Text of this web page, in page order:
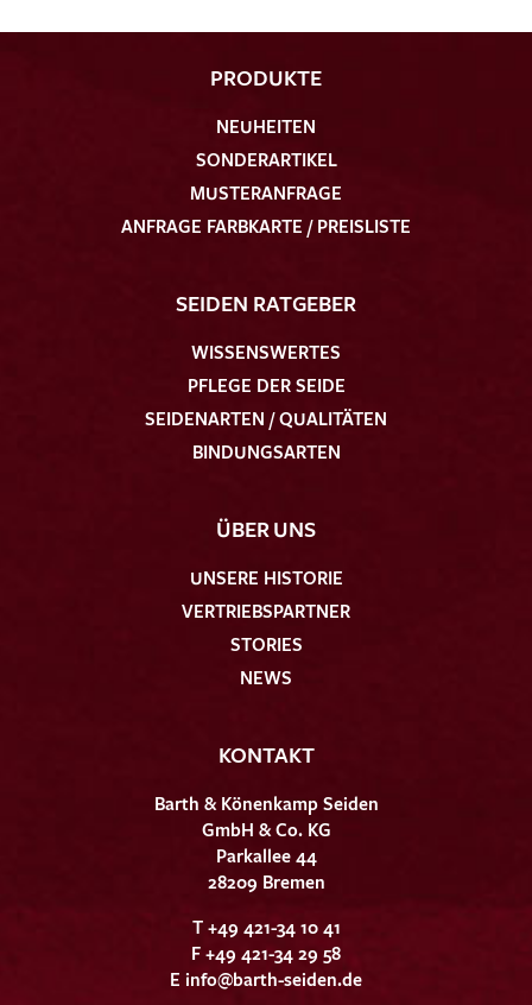
PRODUKTE
NEUHEITEN
SONDERARTIKEL
MUSTERANFRAGE
ANFRAGE FARBKARTE / PREISLISTE
SEIDEN RATGEBER
WISSENSWERTES
PFLEGE DER SEIDE
SEIDENARTEN / QUALITÄTEN
BINDUNGSARTEN
ÜBER UNS
UNSERE HISTORIE
VERTRIEBSPARTNER
STORIES
NEWS
KONTAKT
Barth & Könenkamp Seiden
GmbH & Co. KG
Parkallee 44
28209 Bremen
T +49 421-34 10 41
F +49 421-34 29 58
E info@barth-seiden.de